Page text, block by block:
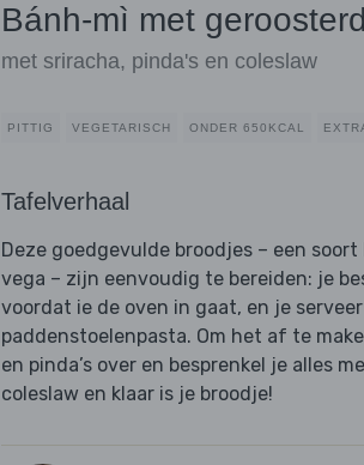
Bánh-mì met
met sriracha, pinda's en coleslaw
PITTIG VEGETARISCH ONDER 650KCAL
Tafelverhaal
Deze goedgevulde broodjes – een
vega – zijn eenvoudig te bereiden: je
voordat ie de oven in gaat, en je
paddenstoelenpasta. Om het af te
en pinda’s over en besprenkel je alles
coleslaw en klaar is je broodje!